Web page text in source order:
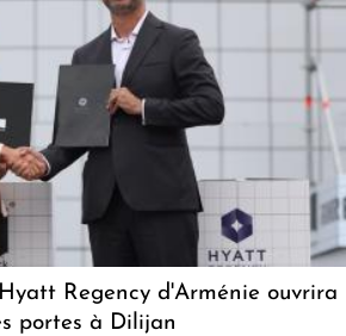
Regency d'Arménie ouvrira
portes à Dilijan